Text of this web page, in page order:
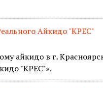
Айкидо "КРЕС"
айкидо в г.
"КРЕС"».